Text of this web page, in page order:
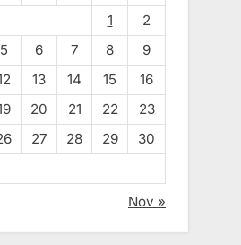
1
2
5 6 7 8
9
13 14 15
16
20 21 22
23
27 28 29
30
Nov »